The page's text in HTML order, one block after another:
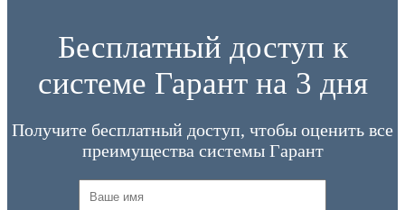
Бесплатный доступ к
системе Гарант на 3 дня
Получите бесплатный доступ, чтобы оценить все
преимущества системы Гарант